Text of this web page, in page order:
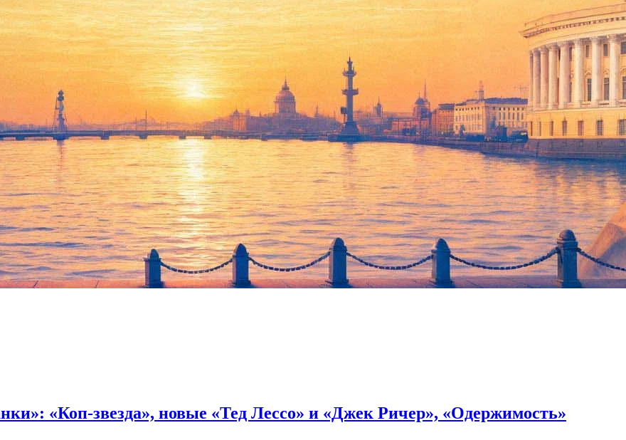
на март. Об этом «Фонтанке» сообщили в самом музее: «У нас еще нет даже кассы, мы не готовы принять людей, -
на торжественной церемонии присутствовал премьер-министр РФ Дмитрий Медведев. Тогда же было объявлено, что
изделий Фаберже, приобретенной российским предпринимателем Виктором Вексельбергом и переданной им фонду
музей работает в режиме обслуживания организованных групп посетителей, которые должны предварительно подать
блокадников, ветеранов ВОВ, а также сотрудников государственных учреждений культуры и учащихся
«Коп-звезда», новые «Тед Лессо» и «Джек Ричер», «Одержимость»